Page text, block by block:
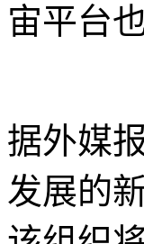
宙平台
据外媒
发展的